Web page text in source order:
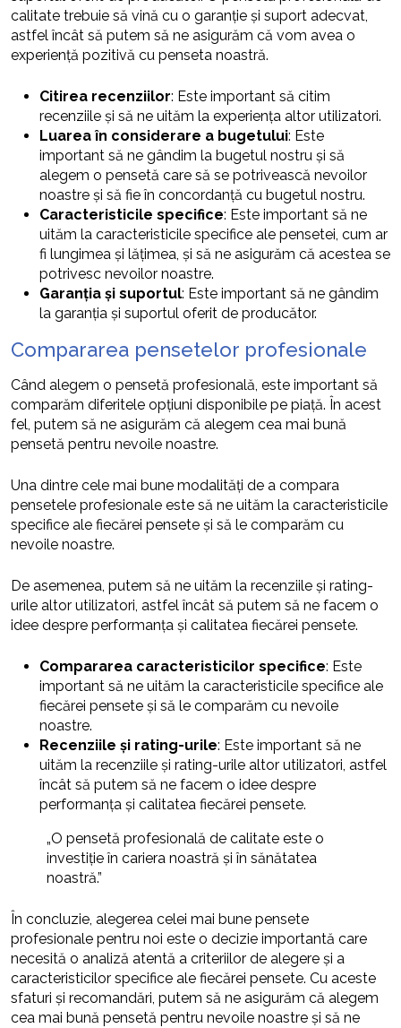
calitate trebuie să vină cu o garanție și suport adecvat,
astfel încât să putem să ne asigurăm că vom avea o
experiență pozitivă cu penseta noastră.
Citirea recenziilor: Este important să citim
recenziile și să ne uităm la experiența altor utilizatori.
Luarea în considerare a bugetului: Este
important să ne gândim la bugetul nostru și să
alegem o pensetă care să se potrivească nevoilor
noastre și să fie în concordanță cu bugetul nostru.
Caracteristicile specifice: Este important să ne
uităm la caracteristicile specifice ale pensetei, cum ar
fi lungimea și lățimea, și să ne asigurăm că acestea se
potrivesc nevoilor noastre.
Garanția și suportul: Este important să ne gândim
la garanția și suportul oferit de producător.
Compararea pensetelor profesionale
Când alegem o pensetă profesională, este important să
comparăm diferitele opțiuni disponibile pe piață. În acest
fel, putem să ne asigurăm că alegem cea mai bună
pensetă pentru nevoile noastre.
Una dintre cele mai bune modalități de a compara
pensetele profesionale este să ne uităm la caracteristicile
specifice ale fiecărei pensete și să le comparăm cu
nevoile noastre.
De asemenea, putem să ne uităm la recenziile și rating-
urile altor utilizatori, astfel încât să putem să ne facem o
idee despre performanța și calitatea fiecărei pensete.
Compararea caracteristicilor specifice: Este
important să ne uităm la caracteristicile specifice ale
fiecărei pensete și să le comparăm cu nevoile
noastre.
Recenziile și rating-urile: Este important să ne
uităm la recenziile și rating-urile altor utilizatori, astfel
încât să putem să ne facem o idee despre
performanța și calitatea fiecărei pensete.
„O pensetă profesională de calitate este o
investiție în cariera noastră și în sănătatea
noastră.”
În concluzie, alegerea celei mai bune pensete
profesionale pentru noi este o decizie importantă care
necesită o analiză atentă a criteriilor de alegere și a
caracteristicilor specifice ale fiecărei pensete. Cu aceste
sfaturi și recomandări, putem să ne asigurăm că alegem
cea mai bună pensetă pentru nevoile noastre și să ne